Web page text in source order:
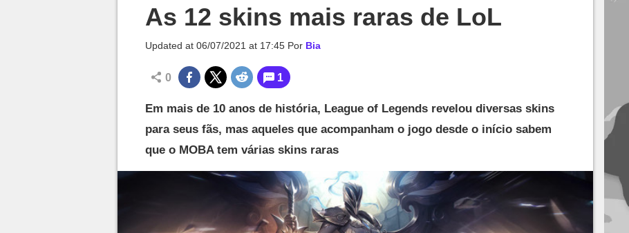
As 12 skins mais raras de LoL
Updated at 06/07/2021 at 17:45 Por Bia
0 1
Em mais de 10 anos de história, League of Legends revelou diversas skins
para seus fãs, mas aqueles que acompanham o jogo desde o início sabem
que o MOBA tem várias skins raras